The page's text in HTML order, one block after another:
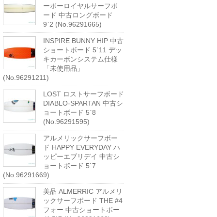
ーボーロイヤルサーフボ
ード 中古ロングボード
9`2 (No.96291665)
INSPIRE BUNNY HIP 中古
ショートボード 5`11 デッ
キカーボンシステム仕様
「未使用品」
(No.96291211)
LOST ロストサーフボード
DIABLO-SPARTAN 中古シ
ョートボード 5`8
(No.96291595)
アルメリックサーフボー
ド HAPPY EVERYDAY ハ
ッピーエブリデイ 中古シ
ョートボード 5`7
(No.96291669)
美品 ALMERRIC アルメリ
ックサーフボード THE #4
フォー 中古ショートボー